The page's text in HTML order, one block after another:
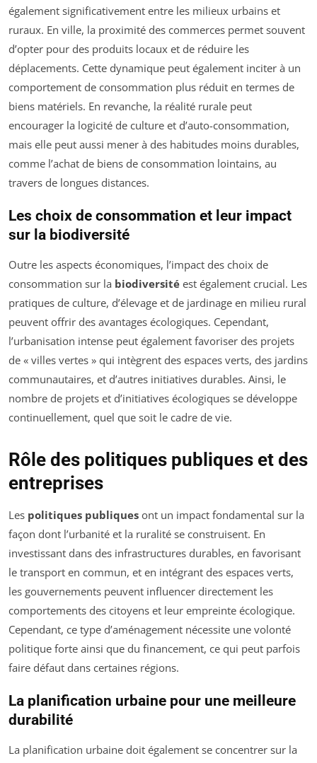
également significativement entre les milieux urbains et
ruraux. En ville, la proximité des commerces permet souvent
d’opter pour des produits locaux et de réduire les
déplacements. Cette dynamique peut également inciter à un
comportement de consommation plus réduit en termes de
biens matériels. En revanche, la réalité rurale peut
encourager la logicité de culture et d’auto-consommation,
mais elle peut aussi mener à des habitudes moins durables,
comme l’achat de biens de consommation lointains, au
travers de longues distances.
Les choix de consommation et leur impact
sur la biodiversité
Outre les aspects économiques, l’impact des choix de
consommation sur la biodiversité est également crucial. Les
pratiques de culture, d’élevage et de jardinage en milieu rural
peuvent offrir des avantages écologiques. Cependant,
l’urbanisation intense peut également favoriser des projets
de « villes vertes » qui intègrent des espaces verts, des jardins
communautaires, et d’autres initiatives durables. Ainsi, le
nombre de projets et d’initiatives écologiques se développe
continuellement, quel que soit le cadre de vie.
Rôle des politiques publiques et des
entreprises
Les politiques publiques ont un impact fondamental sur la
façon dont l’urbanité et la ruralité se construisent. En
investissant dans des infrastructures durables, en favorisant
le transport en commun, et en intégrant des espaces verts,
les gouvernements peuvent influencer directement les
comportements des citoyens et leur empreinte écologique.
Cependant, ce type d’aménagement nécessite une volonté
politique forte ainsi que du financement, ce qui peut parfois
faire défaut dans certaines régions.
La planification urbaine pour une meilleure
durabilité
La planification urbaine doit également se concentrer sur la